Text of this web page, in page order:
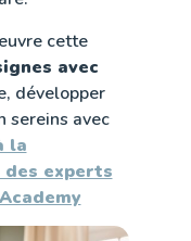
cette
avec
développer
sereins avec
la
experts